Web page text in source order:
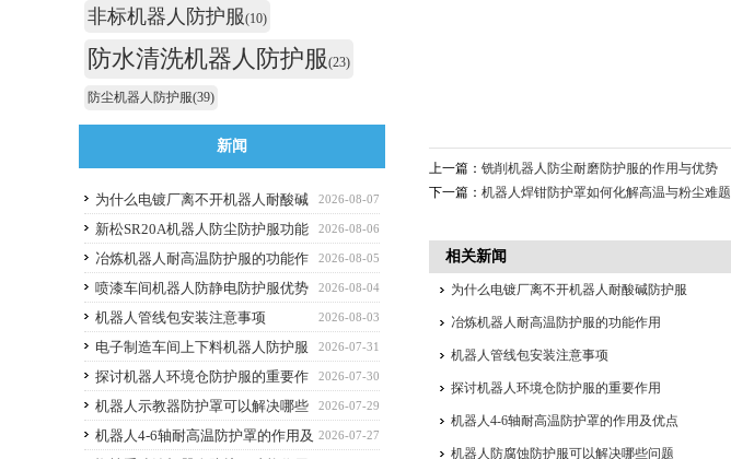
上一篇：铣削机器人防尘耐磨防护服的作用与优势
下一篇：机器人焊钳防护罩如何化解高温与粉尘难题
相关新闻
为什么电镀厂离不开机器人耐酸碱防护服
冶炼机器人耐高温防护服的功能作用
机器人管线包安装注意事项
探讨机器人环境仓防护服的重要作用
机器人4-6轴耐高温防护罩的作用及优点
机器人防腐蚀防护服可以解决哪些问题
非标机器人防护服(10)
防水清洗机器人防护服(23)
防尘机器人防护服(39)
新闻
2026-08-07
为什么电镀厂离不开机器人耐酸碱
防护服
2026-08-06
新松SR20A机器人防尘防护服功能
作用
2026-08-05
冶炼机器人耐高温防护服的功能作
用
2026-08-04
喷漆车间机器人防静电防护服优势
解析与选购避坑要点
2026-08-03
机器人管线包安装注意事项
2026-07-31
电子制造车间上下料机器人防护服
应该选什么功能的
2026-07-30
探讨机器人环境仓防护服的重要作
用
2026-07-29
机器人示教器防护罩可以解决哪些
痛点？
2026-07-27
机器人4-6轴耐高温防护罩的作用及